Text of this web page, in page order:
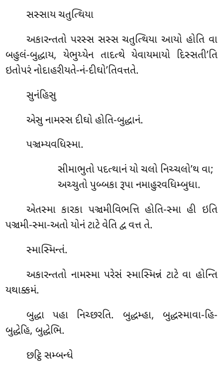
સસ્સાય ચતુત્થિયા
અકારન્તતો પરસ્સ સસ્સ ચતુત્થિયા આયો હોતિ વા
બહુલં-બુદ્ધાય, યેભુય્યેન તાદત્થે યેવાયમાયો દિસ્સતી’તિ
ઇતોપરં નોદાહરીયતે-નં-દીઘો’તિવત્તતે.
સુનંહિસુ
એસુ નામસ્સ દીઘો હોતિ-બુદ્ધાનં.
પઞ્ચમ્યવધિસ્મા.
સીમાભુતો પદત્થાનં યો ચલો નિચ્ચલો’થ વા;
અચ્ચુતો પુબ્બકા રૂપા નમાહુરવધિમ્બુધા.
એતસ્માકારકા પઞ્ચમીવિભત્તિ હોતિ-સ્મા હી ઇતિ
પઞ્ચમી-સ્મા-અતો યોનં ટાટે વેતિ દ્વ વત્ત તે.
સ્માસ્મિન્તં.
અકારન્તતો નામસ્મા પરેસં સ્માસ્મિન્નં ટાટે વા હોન્તિ
યથાક્કમં.
બુદ્ધા પહા નિચ્છરતિ. બુદ્ધમ્હા, બુદ્ધસ્માવા-હિ-
બુદ્ધેહિ, બુદ્ધેભિ.
છટ્ઠિ સમ્બન્ધે